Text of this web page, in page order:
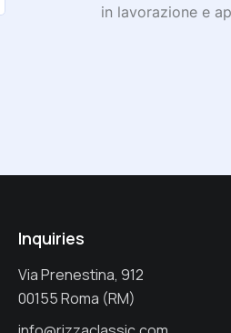
in lavorazione e
Inquiries
Via Prenestina, 912
00155 Roma (RM)